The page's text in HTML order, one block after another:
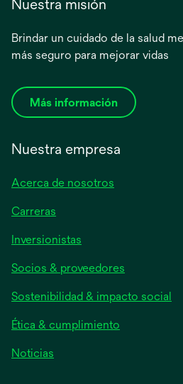
Nuestra misión
Brindar un cuidado de la salud
más seguro para mejorar vidas
Más información
Nuestra empresa
Acerca de nosotros
Carreras
Inversionistas
en
una
pestaña
nueva
Socios & proveedores
Sostenibilidad & impacto social
Ética & cumplimiento
Noticias